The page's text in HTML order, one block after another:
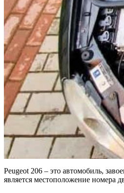
Peugeot 206 – это автомобиль,
является местоположение номера